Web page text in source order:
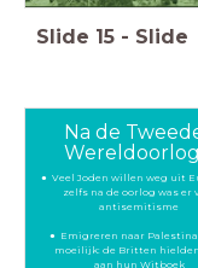
Slide 15 - Slide
Na de
Wereldoorlog
Veel Joden willen weg uit
zelfs na de oorlog was er
antisemitisme
Emigreren naar
moeilijk: de Britten
aan hun Witboek